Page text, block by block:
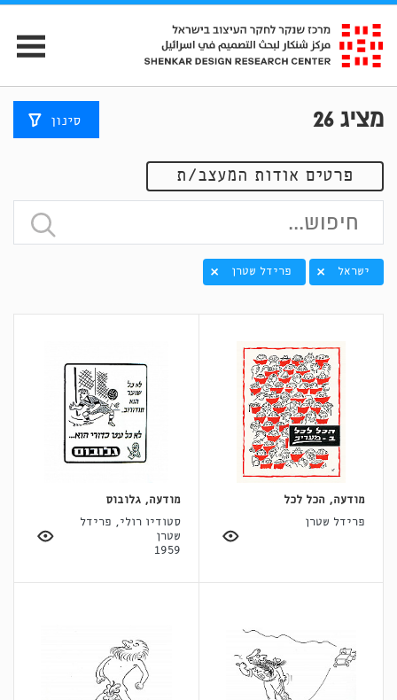
מציג26 סינון
פרטים אודות המעצב/ת
ישראל פרידל שטרן
מודעה, הכל לכל
פרידל שטרן
מודעה, גלובוס
סטודיו רולי, פרידל
שטרן
1959